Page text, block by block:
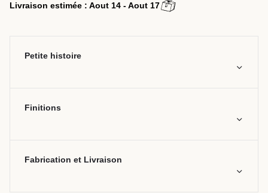
Livraison estimée : Aout 14 - Aout 17
Petite histoire
Finitions
Fabrication et Livraison